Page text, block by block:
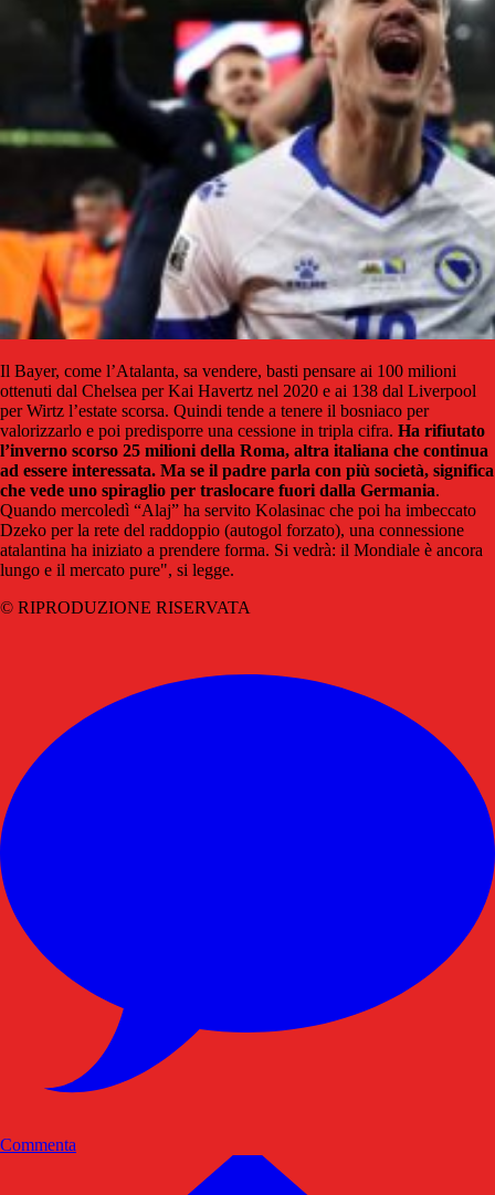
Il Bayer, come l’Atalanta, sa vendere, basti pensare ai 100 milioni
ottenuti dal Chelsea per Kai Havertz nel 2020 e ai 138 dal Liverpool
per Wirtz l’estate scorsa. Quindi tende a tenere il bosniaco per
valorizzarlo e poi predisporre una cessione in tripla cifra. Ha rifiutato
l’inverno scorso 25 milioni della Roma, altra italiana che continua
ad essere interessata. Ma se il padre parla con più società, significa
che vede uno spiraglio per traslocare fuori dalla Germania.
Quando mercoledì “Alaj” ha servito Kolasinac che poi ha imbeccato
Dzeko per la rete del raddoppio (autogol forzato), una connessione
atalantina ha iniziato a prendere forma. Si vedrà: il Mondiale è ancora
lungo e il mercato pure", si legge.
© RIPRODUZIONE RISERVATA
Commenta